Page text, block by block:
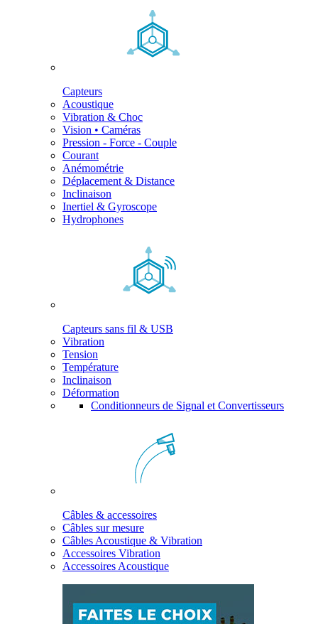
Capteurs
Acoustique
Vibration & Choc
Vision • Caméras
Pression - Force - Couple
Courant
Anémométrie
Déplacement & Distance
Inclinaison
Inertiel & Gyroscope
Hydrophones
Capteurs sans fil & USB
Vibration
Tension
Température
Inclinaison
Déformation
Conditionneurs de Signal et Convertisseurs
Câbles & accessoires
Câbles sur mesure
Câbles Acoustique & Vibration
Accessoires Vibration
Accessoires Acoustique